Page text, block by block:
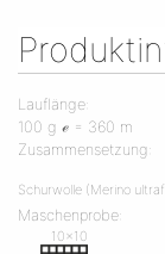
Lauflänge:
100 g ℯ = 360 m
Zusammensetzung:
Schurwolle (Merino
Maschenprobe:
10x10